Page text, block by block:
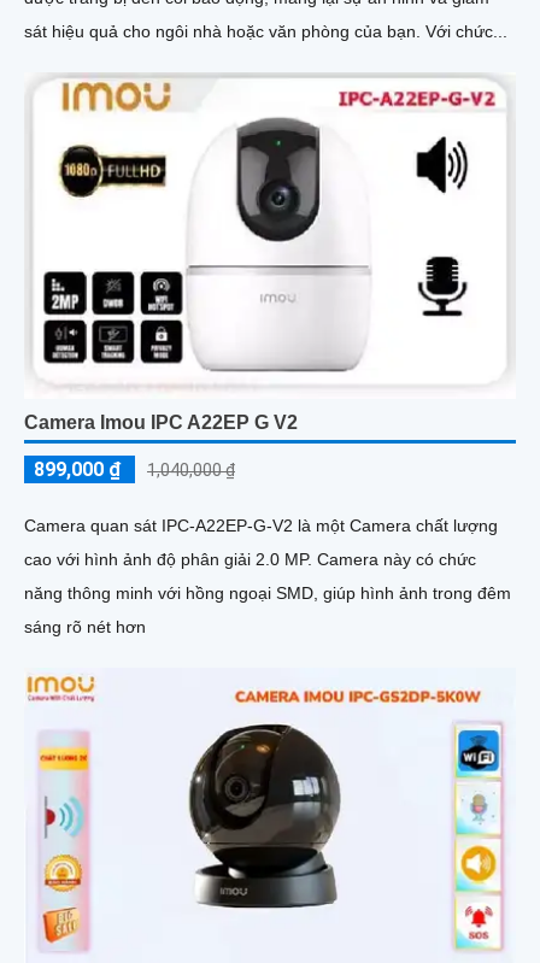
sát hiệu quả cho ngôi nhà hoặc văn phòng của bạn. Với chức...
Camera Imou IPC A22EP G V2
899,000 ₫ 1,040,000 ₫
Camera quan sát IPC-A22EP-G-V2 là một Camera chất lượng
cao với hình ảnh độ phân giải 2.0 MP. Camera này có chức
năng thông minh với hồng ngoại SMD, giúp hình ảnh trong đêm
sáng rõ nét hơn